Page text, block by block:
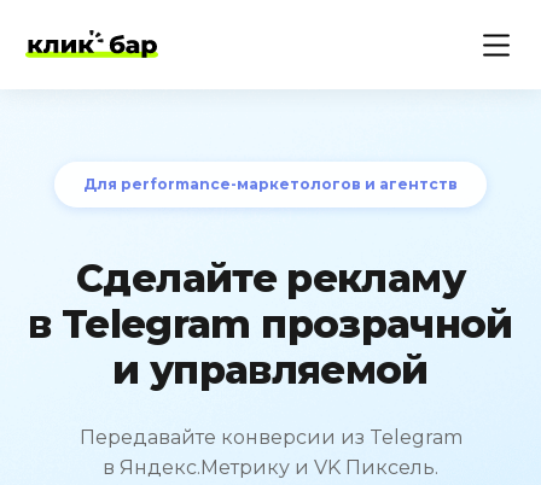
Для performance-маркетологов и агентств
Сделайте рекламу
в Telegram прозрачной
и управляемой
Передавайте конверсии из Telegram
в Яндекс.Метрику и VK Пиксель.